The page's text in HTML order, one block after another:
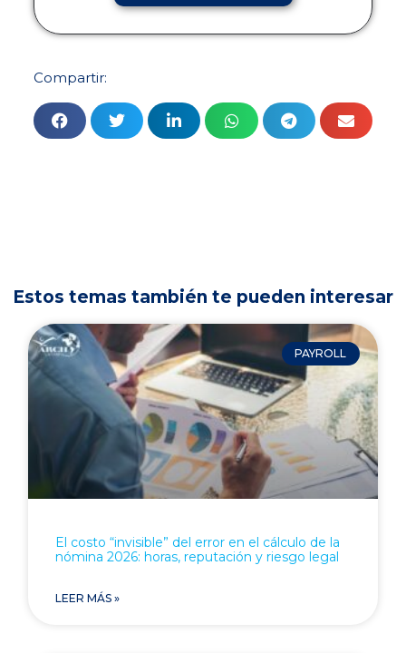
Compartir:
Estos temas también te pueden interesar
PAYROLL
El costo “invisible” del error en el cálculo de la
nómina 2026: horas, reputación y riesgo legal
LEER MÁS »